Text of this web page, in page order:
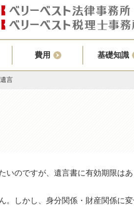
費用 基礎知識
遺言
いのですが、遺言書に有効期限はあ
。しかし、身分関係・財産関係に